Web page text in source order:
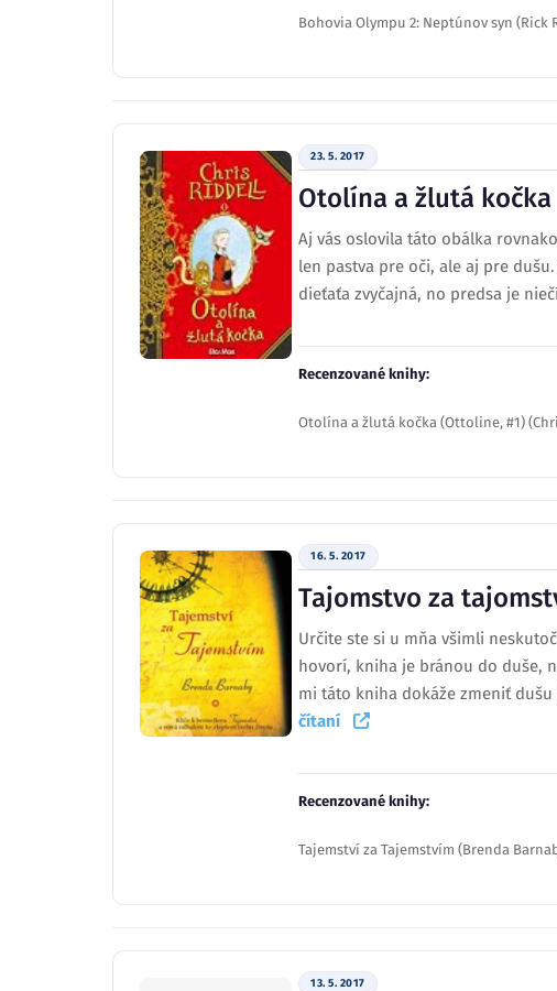
Bohovia Olympu 2: Neptúnov syn (Rick
23. 5. 2017
Otolína a žlutá kočka
Aj vás oslovila táto obálka
len pastva pre oči, ale aj pre
dieťaťa zvyčajná, no predsa je
Recenzované knihy:
Otolína a žlutá kočka (Ottoline, #1)
16. 5. 2017
Tajomstvo za
Určite ste si u mňa všimli
hovorí, kniha je bránou do duše,
mi táto kniha dokáže zmeniť dušu
čítaní
Recenzované knihy:
Tajemství za Tajemstvím (Brenda
13. 5. 2017